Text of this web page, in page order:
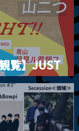
覧】JUST